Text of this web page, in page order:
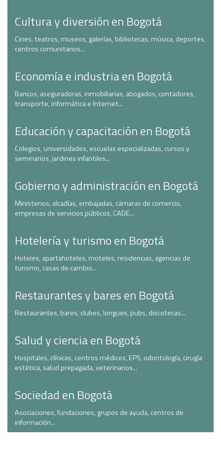
Cultura y diversión en Bogotá
Cines, teatros, museos, galerías, bibliotecas, música, deportes,
centros comunitarios...
Economía e industria en Bogotá
Bancos, aseguradoras, inmobiliarias, abogados, contadores,
transporte, informática e Internet...
Educación y capacitación en Bogotá
Colegios, universidades, escuelas especializadas, cursos y
seminarios, jardines infantiles...
Gobierno y administración en Bogotá
Ministerios, alcadías, embajadas, cámaras de comercio,
empresas de servicios públicos, CADE...
Hotelería y turismo en Bogotá
Hoteles, apartahoteles, moteles, residencias, agencias de
turismo, casas de cambio...
Restaurantes y bares en Bogotá
Restaurantes, bares, clubes, longues, pubs, discotecas...
Salud y ciencia en Bogotá
Hospitales, clínicas, centros médicos, EPS, odontología, cirugía
estética, salud prepagada, veterinarios...
Sociedad en Bogotá
Asociaciones, fundaciones, grupos de ayuda, centros de
información...